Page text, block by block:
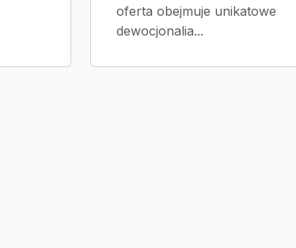
oferta obejmuje unikatowe
dewocjonalia...